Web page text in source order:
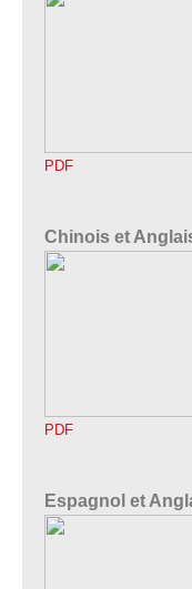
PDF
Chinois et
PDF
Espagnol et